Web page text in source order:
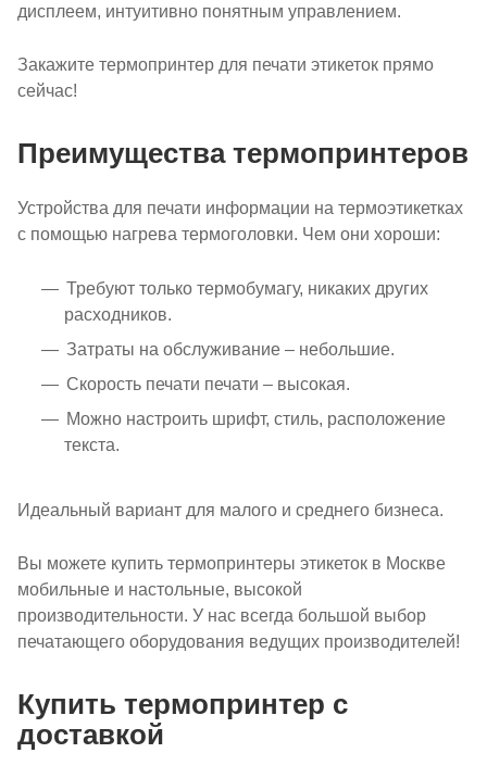
дисплеем, интуитивно понятным управлением.
Закажите термопринтер для печати этикеток прямо
сейчас!
Преимущества термопринтеров
Устройства для печати информации на термоэтикетках
с помощью нагрева термоголовки. Чем они хороши:
Требуют только термобумагу, никаких других
расходников.
Затраты на обслуживание – небольшие.
Скорость печати печати – высокая.
Можно настроить шрифт, стиль, расположение
текста.
Идеальный вариант для малого и среднего бизнеса.
Вы можете купить термопринтеры этикеток в Москве
мобильные и настольные, высокой
производительности. У нас всегда большой выбор
печатающего оборудования ведущих производителей!
Купить термопринтер с
доставкой